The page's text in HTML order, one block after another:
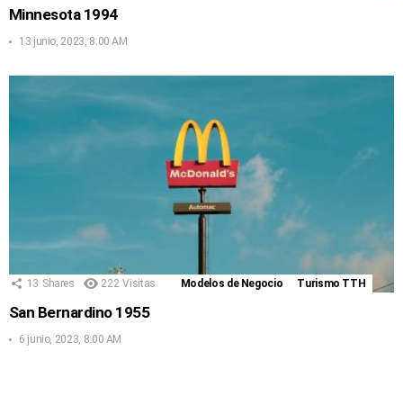
Minnesota 1994
13 junio, 2023, 8:00 AM
13 Shares 222 Visitas Modelos de Negocio Turismo TTH
San Bernardino 1955
6 junio, 2023, 8:00 AM